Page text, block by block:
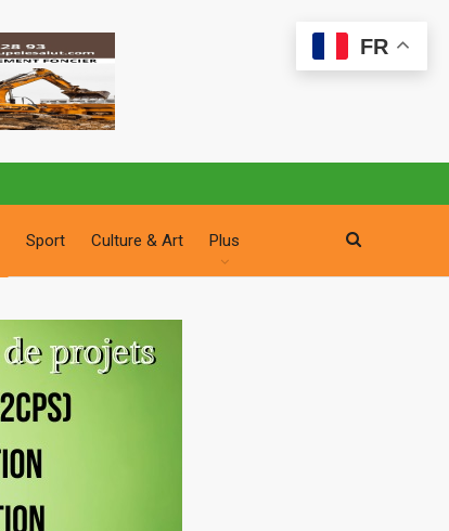
Sport Culture & Art Plus
FR